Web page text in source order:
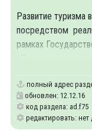
Развитие туризма
посредством
рамках
полный адрес
обновлен: 12.12.16
код раздела: ad.f75
редактировать: нет